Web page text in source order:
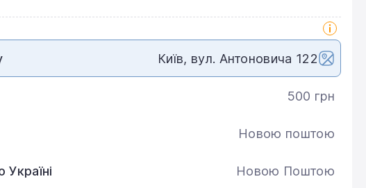
Київ, вул. Антоновича 122
500 грн
Новою поштою
Новою Поштою